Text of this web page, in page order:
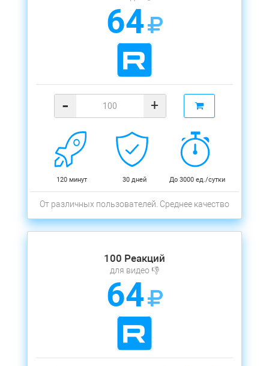
64
- +
120 минут 30 дней До 3000 ед./сутки
От различных пользователей. Среднее качество
100 Реакций
для видео 👎
64